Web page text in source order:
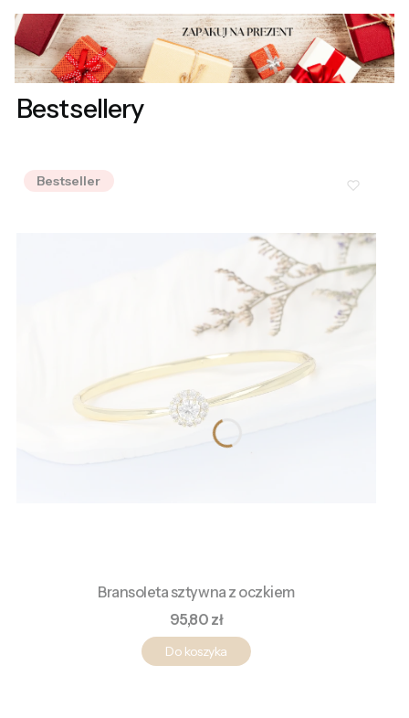
Bestsellery
Bestseller
Bransoleta sztywna z oczkiem
Cena
95,80 zł
Do koszyka